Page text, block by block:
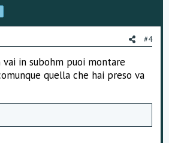
e o
t
e
#4
in subohm puoi montare
quella che hai preso va